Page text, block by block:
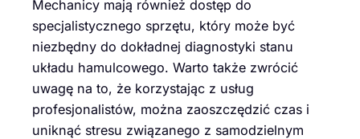
Mechanicy mają również dostęp do
specjalistycznego sprzętu, który może być
niezbędny do dokładnej diagnostyki stanu
układu hamulcowego. Warto także zwrócić
uwagę na to, że korzystając z usług
profesjonalistów, można zaoszczędzić czas i
uniknąć stresu związanego z samodzielnym